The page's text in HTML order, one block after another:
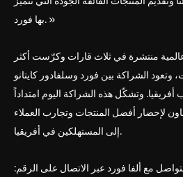
بها فورد. »
منتشرة في ثلاث قارات وكرّست أكثر
وتعود الشراكة بين فورد وسلفادور كايتانو
في غرب أفريقيا. وتشكّل هذه الشراكة اليوم امتداداً
لإحضار أفضل المنتجات وتجارب العملاء
إلى المستهلكين في أفريقيا.
مع ألفا فورد عبر الاتصال على الرقم: